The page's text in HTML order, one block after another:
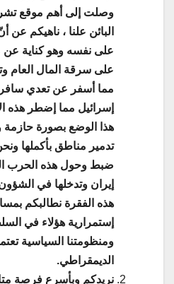
وصلت إلى أهم موقع
البائن علنا ، ناهيكم
على نفسه وهو كناية عن
على سرقة المال العام
مما أسفر عن تعدي
إسرائيل مما إضطر هذه
هذا الوضع بصورة حازمة
تدمير مناطق بأكملها
ضبط وحول هذه الحرب
إيران وتدخلها في
هذه الفقرة نطالبكم
إستمرارية هؤلاء في
ومنظومتنا السياسية
الديمقراطي.
نريدكم وبأسرع فرصة